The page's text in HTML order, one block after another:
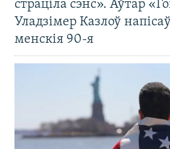
страціла сэнс». Аўтар
Уладзімер Казлоў
менскія 90-я